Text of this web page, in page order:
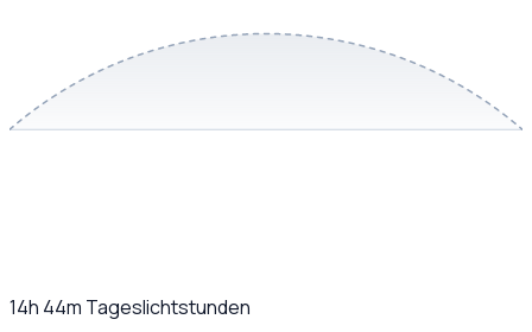
14h 44m Tageslichtstunden